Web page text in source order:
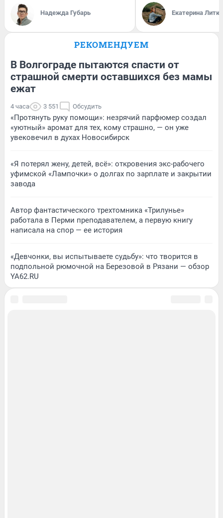
Надежда Губарь Екатерина
РЕКОМЕНДУЕМ
В Волгограде пытаются спасти от
страшной смерти оставшихся без мамы
ежат
4 часа 3 551 Обсудить
«Протянуть руку помощи»: незрячий парфюмер создал
«уютный» аромат для тех, кому страшно, — он уже
увековечил в духах Новосибирск
«Я потерял жену, детей, всё»: откровения экс-рабочего
уфимской «Лампочки» о долгах по зарплате и закрытии
завода
Автор фантастического трехтомника «Трилунье»
работала в Перми преподавателем, а первую книгу
написала на спор — ее история
«Девчонки, вы испытываете судьбу»: что творится в
подпольной рюмочной на Березовой в Рязани — обзор
YA62.RU